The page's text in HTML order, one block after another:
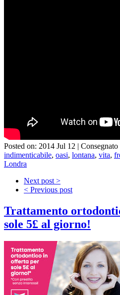
Posted on: 2014 Jul 12 | Consegnato
indimenticabile, oasi, lontana, vita,
Londra
Next post >
< Previous post
Trattamento
sole 5£ al giorno!